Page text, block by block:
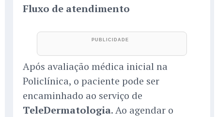
Fluxo de atendimento
Após avaliação médica inicial na
Policlínica, o paciente pode ser
encaminhado ao serviço de
TeleDermatologia. Ao agendar o